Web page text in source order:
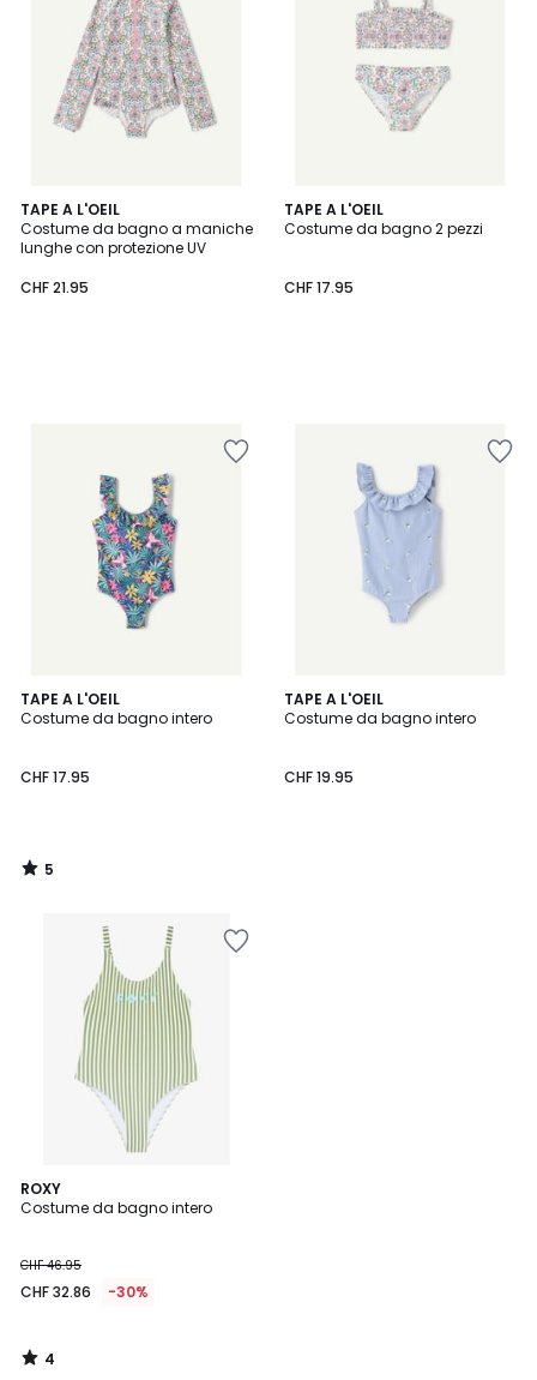
TAPE A L'OEIL
Costume da bagno a maniche
lunghe con protezione UV
CHF 21.95
TAPE A L'OEIL
Costume da bagno 2 pezzi
CHF 17.95
TAPE A L'OEIL
Costume da bagno intero
CHF 17.95
5
/
5
/
TAPE A L'OEIL
Costume da bagno intero
CHF 19.95
ROXY
Costume da bagno intero
CHF 46.95
CHF 32.86 -30%
4
/
4
/